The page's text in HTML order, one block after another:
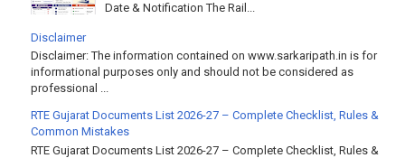
Date & Notification The Rail...
Disclaimer
Disclaimer: The information contained on www.sarkaripath.in is for
informational purposes only and should not be considered as
professional ...
RTE Gujarat Documents List 2026-27 – Complete Checklist, Rules &
Common Mistakes
RTE Gujarat Documents List 2026-27 – Complete Checklist, Rules &